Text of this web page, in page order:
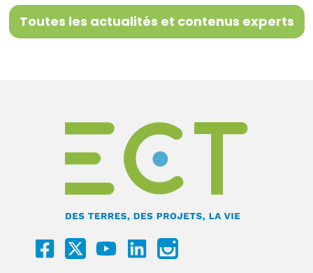
Toutes les actualités et contenus experts
a o i
I
c